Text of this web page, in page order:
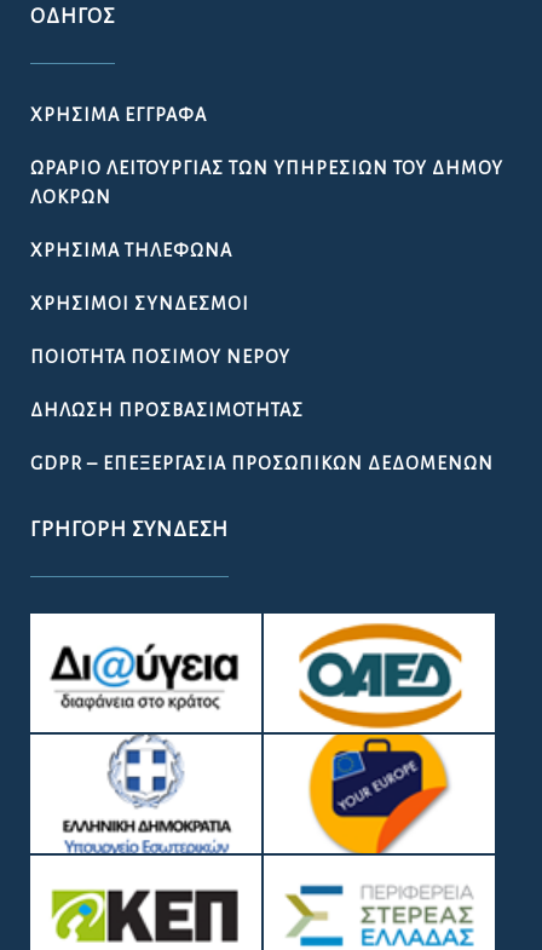
ΟΔΗΓΌΣ
ΧΡΉΣΙΜΑ ΈΓΓΡΑΦΑ
ΩΡΆΡΙΟ ΛΕΙΤΟΥΡΓΊΑΣ ΤΩΝ ΥΠΗΡΕΣΙΏΝ ΤΟΥ ΔΉΜΟΥ
ΛΟΚΡΏΝ
ΧΡΉΣΙΜΑ ΤΗΛΈΦΩΝΑ
ΧΡΉΣΙΜΟΙ ΣΎΝΔΕΣΜΟΙ
ΠΟΙΌΤΗΤΑ ΠΌΣΙΜΟΥ ΝΕΡΟΎ
ΔΉΛΩΣΗ ΠΡΟΣΒΑΣΙΜΌΤΗΤΑΣ
GDPR – ΕΠΕΞΕΡΓΑΣΙΑ ΠΡΟΣΩΠΙΚΩΝ ΔΕΔΟΜΕΝΩΝ
ΓΡΉΓΟΡΗ ΣΎΝΔΕΣΗ